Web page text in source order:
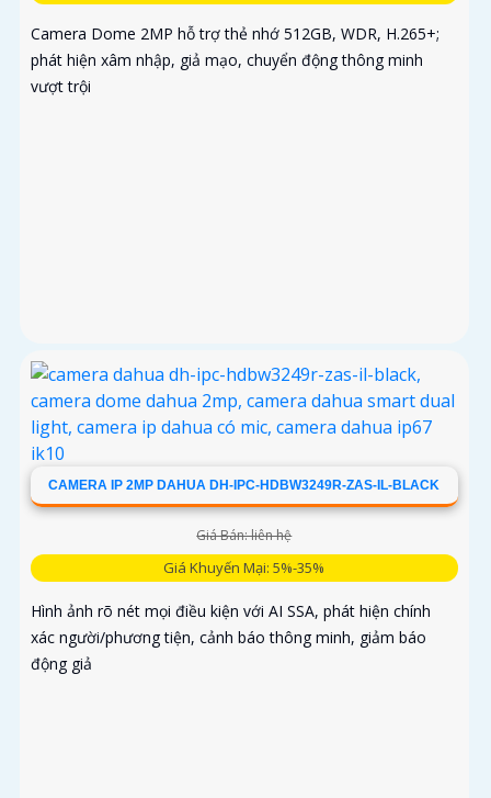
Camera Dome 2MP hỗ trợ thẻ nhớ 512GB, WDR, H.265+;
phát hiện xâm nhập, giả mạo, chuyển động thông minh
vượt trội
CAMERA IP 2MP DAHUA DH-IPC-HDBW3249R-ZAS-IL-BLACK
Giá Bán: liên hệ
Giá Khuyến Mại: 5%-35%
Hình ảnh rõ nét mọi điều kiện với AI SSA, phát hiện chính
xác người/phương tiện, cảnh báo thông minh, giảm báo
động giả